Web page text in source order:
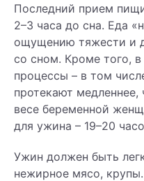
Последний прием
2–3 часа до сна. Еда
ощущению тяжести и
со сном. Кроме того,
процессы – в том
протекают медленнее,
весе беременной
для ужина – 19–20
Ужин должен быть
нежирное мясо,